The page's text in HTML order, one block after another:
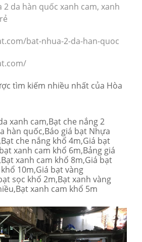
da hàn quốc xanh cam, xanh
bat-nhua-2-da-han-quoc
tìm kiếm nhiều nhất của Hòa
xanh cam,Bạt che nắng 2
hàn quốc,Báo giá bạt Nhựa
che nắng khổ 4m,Giá bạt
xanh cam khổ 6m,Bảng giá
xanh cam khổ 8m,Giá bạt
10m,Giá bạt vàng
sọc khổ 2m,Bạt xanh vàng
xanh cam khổ 5m